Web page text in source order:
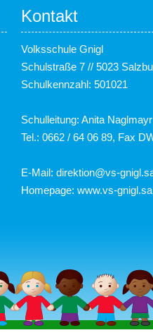
Kontakt
Volksschule Gnigl
Schulstraße 7 // 5023
Schulkennzahl: 501021
Schulleitung: Anita Naglmayr
Tel.: 0662 / 64 06 89, Fax
E-Mail: direktion@vs-
Homepage: www.vs-